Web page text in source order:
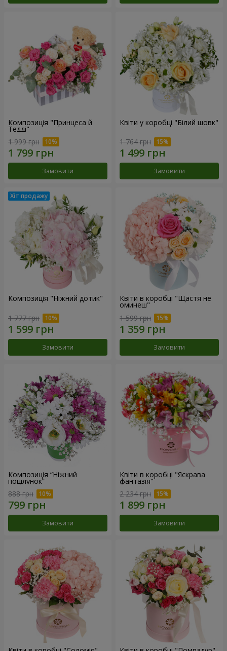
Композиція "Принцеса й
Тедді"
1 999 грн
Замовити
Квіти у коробці "Білий шовк"
1 764 грн
Замовити
Композиція "Ніжний дотик"
1 777 грн
Замовити
Квіти в коробці "Щастя не
оминеш"
1 599 грн
Замовити
Композиція “Ніжний
поцілунок”
888 грн
Замовити
Квіти в коробці "Яскрава
фантазія"
2 234 грн
Замовити